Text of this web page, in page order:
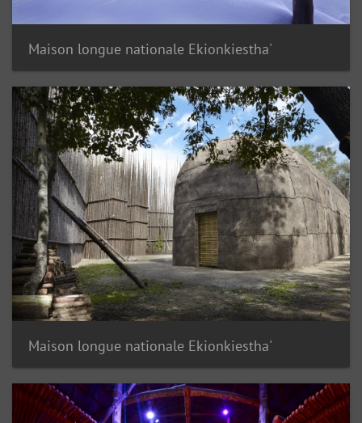
Maison longue nationale Ekionkiestha'
Maison longue nationale Ekionkiestha'